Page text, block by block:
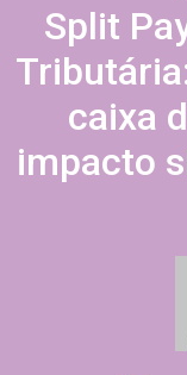
Split
caixa
impacto